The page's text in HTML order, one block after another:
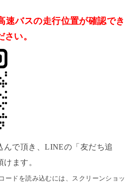
速バスの走行位置が確認でき
い。
で頂き、LINEの「友だち追
ます。
ドを読み込むには、スクリーンショッ